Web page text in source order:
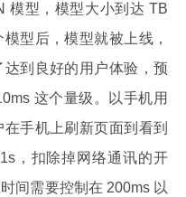
模型，模型大小到达 TB
型后，模型就被上线，
到良好的用户体验，预
这个量级。以手机用
手机上刷新页面到看到
，扣除掉网络通讯的开
间需要控制在 200ms 以